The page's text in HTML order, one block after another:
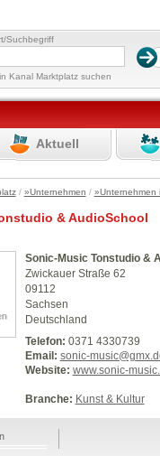
Suchbegriff
Kanal Marktplatz suchen
Aktuell
/ »Unternehmen / »Unternehmen
& AudioSchool
Sonic-Music Tonstudio &
Zwickauer Straße 62
09112
Sachsen
Deutschland
Telefon: 0371 4330739
Email: sonic-
Website: www.sonic-
Branche: Kunst & Kultur